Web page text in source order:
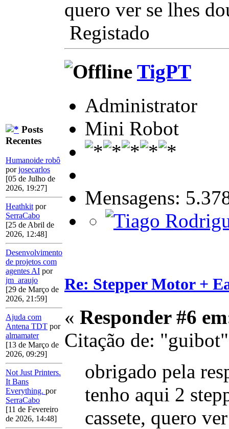
Posts
Recentes
Humanoide robô
porjosecarlos
[05 de Julho de
2026, 19:27]
Heathkit por
SerraCabo
[25 de Abril de
2026, 12:48]
Desenvolvimento
de projetos com
agentes AI por
jm_araujo
[29 de Março de
2026, 21:59]
Ajuda com
Antena TDT por
almamater
[13 de Março de
2026, 09:29]
Not Just Printers.
It Bans
Everything. por
SerraCabo
[11 de Fevereiro
de 2026, 14:48]
quero ver se lhes
Registado
TigPT
Administrator
Mini Robot
Mensagens:
Re: Stepper Motor +
« Responder #6
Citação de: "guibot"
obrigado pela
tenho aqui 2
cassete, quero